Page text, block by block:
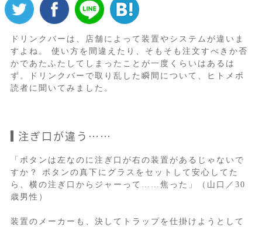
ドリンクバーは、店舗によって装置やシステムが違いま
すよね。 使い方を間違えたり、そもそも注文すべきか否
かであたふたしてしまったことが一度くらいはあるは
ず。ドリンクバーで取り乱した瞬間について、ヒトメボ
読者に聞いてみました。
注ぎ口が違う……
「ボタンは左なのに注ぎ口が右の装置があるじゃないで
すか？ ボタンの真下にグラスをセットして安心してた
ら、横の注ぎ口からジャーって……焦った」（山口／30
歳男性）
装置のメーカーも、決してトラップを仕掛けようとして